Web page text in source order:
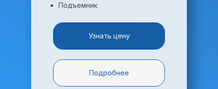
Подъемник
Узнать цену
Подробнее